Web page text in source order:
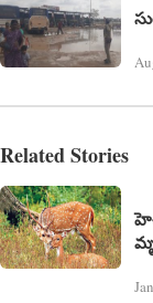
Related Stories